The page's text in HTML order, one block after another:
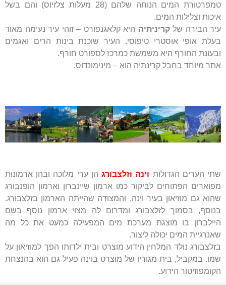
טמפרטורת המים הנוחה שלהם (28 מעלות צלזיוס) והם בשל
איכות וצלילות המים.
עיר הבירה שלקריניתיה היא קלאגנפורט – זוהי עיר נעימה מאוד
בעלת אופי אוסטרי טיפוסי. העיר שוכנת בינות הרים ואגמים
ובעונת החורף היא משמשת כמרכז לספורט חורף.
אתר מיוחד בחבל קרינתיה הוא – מינימונדוס.
שתי הערים הגדולות וינה וזלצבורג הן ערי מלוכה ובהן ארמונות
מפוארים הפתוחים לביקור כמו ארמון שיינברון וארמון הופנבורג
שהוא גם מוזיאון בעיר וינה, והמצודה שהייתה הארמון בזלצבורג.
בנוסף, בסמוך לזלצבורג ומדרום לה מצוי ארמון נוסף בשם
היילברון בו מוצגת מערכת מים המפעילה כמעט את כל מה
שאנרגיית המים יכולה ליצור.
בזלצבורג נולד המלחין הידוע מוצרט ובית ילדותו הפך למוזיאון על
שמו. במקביל, בית מגוריו של מוצרט בוינה פעיל גם הוא בהנצחת
הקומפוזיטור הידוע.